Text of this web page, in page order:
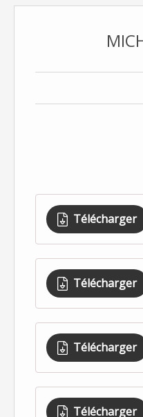
Télécharger
Télécharger
Télécharger
Télécharger